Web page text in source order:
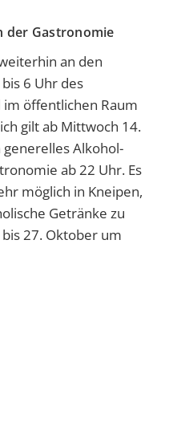
der Gastronomie
an den
6 Uhr des
öffentlichen Raum
gilt ab Mittwoch 14.
Alkohol-
ab 22 Uhr. Es
möglich in Kneipen,
Getränke zu
27. Oktober um